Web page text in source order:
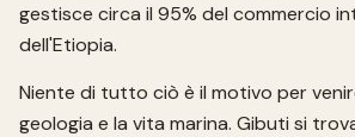
gestisce circa il 95% del commercio
dell'Etiopia.
Niente di tutto ciò è il motivo per
geologia e la vita marina. Gibuti si